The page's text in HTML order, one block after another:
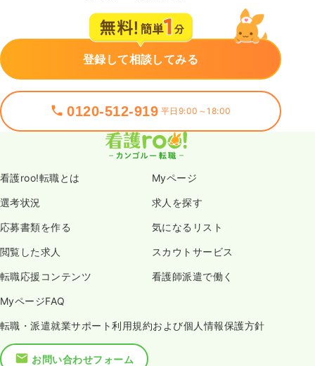
登録して相談してみる
0120-512-919 平日9:00～18:00
看護roo!転職とは Myページ
選考状況 求人を探す
応募書類を作る 気になるリスト
閲覧した求人 スカウトサービス
転職応援コンテンツ 看護師派遣で働く
MyページFAQ
転職・派遣就業サポート利用規約および個人情報保護方針
お問い合わせフォーム